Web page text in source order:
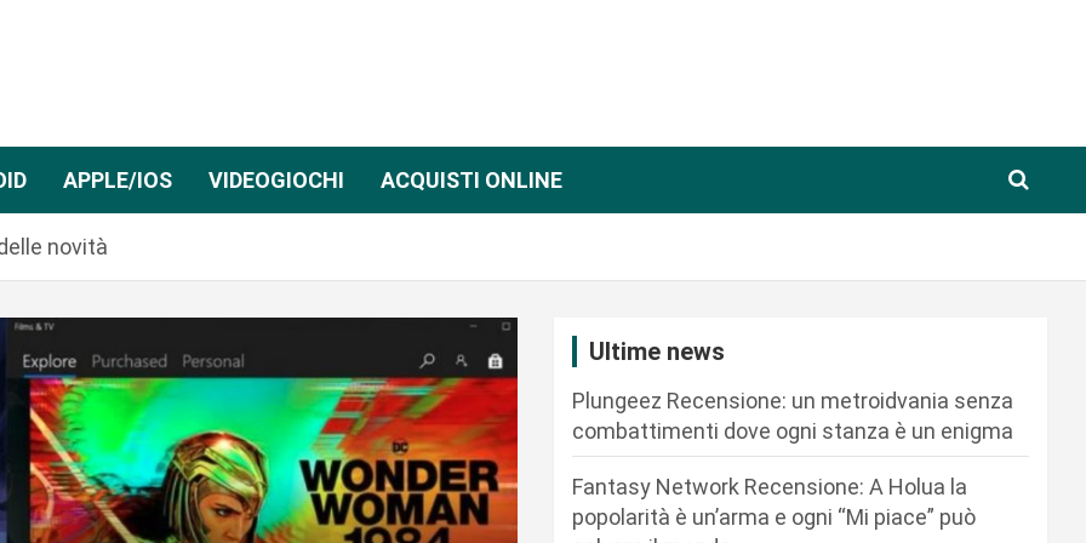
APPLE/IOS VIDEOGIOCHI ACQUISTI ONLINE
novità
Ultime news
Plungeez Recensione: un metroidvania senza
combattimenti dove ogni stanza è un enigma
Fantasy Network Recensione: A Holua la
popolarità è un’arma e ogni “Mi piace” può